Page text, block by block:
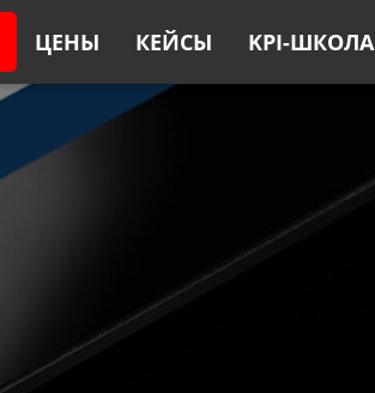
ЦЕНЫ КЕЙСЫ KPI-ШКОЛА